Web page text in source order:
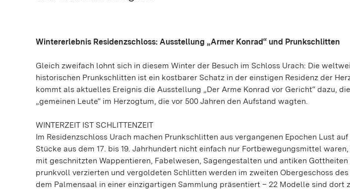
Wintererlebnis Residenzschloss: Ausstellung „Armer Konrad“ und Prunkschlitten
Gleich zweifach lohnt sich in diesem Winter der Besuch im Schloss Urach: Die
historischen Prunkschlitten ist ein kostbarer Schatz in der einstigen Residenz der
kommt als aktuelles Ereignis die Ausstellung „Der Arme Konrad vor Gericht“ dazu,
„gemeinen Leute“ im Herzogtum, die vor 500 Jahren den Aufstand wagten.
WINTERZEIT IST SCHLITTENZEIT
Im Residenzschloss Urach machen Prunkschlitten aus vergangenen Epochen Lust
Stücke aus dem 17. bis 19. Jahrhundert nicht einfach nur Fortbewegungsmittel
mit geschnitzten Wappentieren, Fabelwesen, Sagengestalten und antiken
prunkvoll verzierten und vergoldeten Schlitten werden im zweiten Obergeschoss
dem Palmensaal in einer einzigartigen Sammlung präsentiert – 22 Modelle sind dort